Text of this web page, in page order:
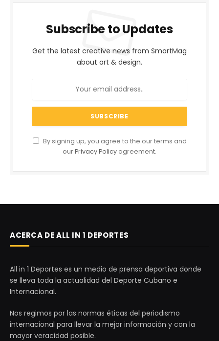
Subscribe to Updates
Get the latest creative news from SmartMag
about art & design.
By signing up, you agree to the our terms and
ourPrivacy Policy agreement.
ACERCA DE ALL IN 1 DEPORTES
All in 1 Deportes es un medio de prensa deportiva donde
se lleva toda la actualidad del Deporte Cubano e
Internacional.
Nos regimos por las normas éticas del periodismo
internacional para llevar la mejor información y con la
mayor veracidad posible.